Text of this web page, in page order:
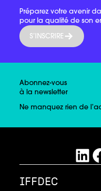
Préparez votre avenir
pour la qualité de son
S’INSCRIRE
Abonnez-vous
à la newsletter
Ne manquez rien de
IFFDEC